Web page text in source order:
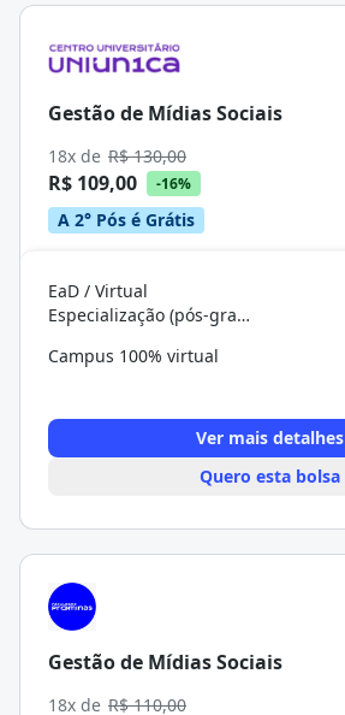
Gestão de Mídias Sociais
18x de R$ 130,00
R$ 109,00 -16%
A 2° Pós é Grátis
EaD / Virtual
Especialização (pós-graduação)
Campus 100% virtual
Ver mais detalhes
Quero esta bolsa
Gestão de Mídias Sociais
18x de R$ 110,00